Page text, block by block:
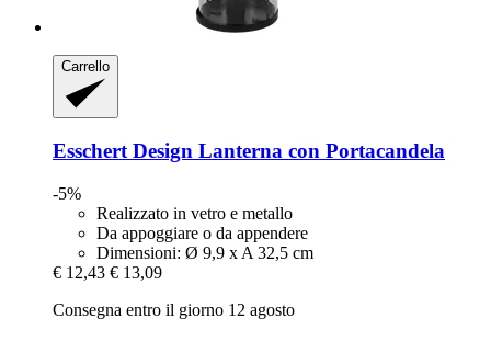
Carrello
Esschert Design Lanterna con Portacandela
-5%
Realizzato in vetro e metallo
Da appoggiare o da appendere
Dimensioni: Ø 9,9 x A 32,5 cm
€ 12,43 € 13,09
Consegna entro il giorno 12 agosto